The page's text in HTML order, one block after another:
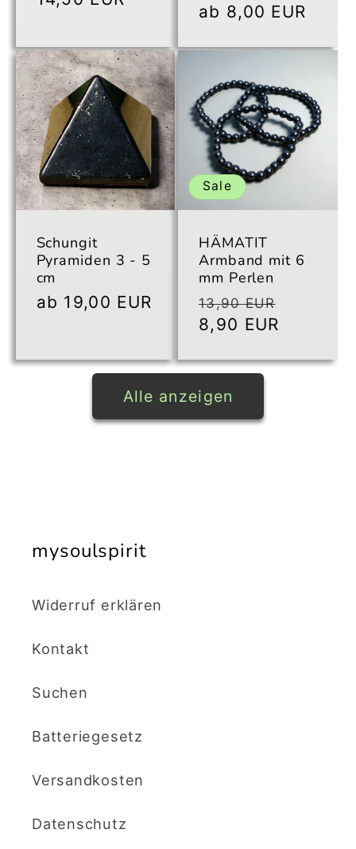
Normaler
ab 8,00 EUR
Schungit
Pyramiden 3 - 5
cm
Normaler
ab 19,00 EUR
Sale
HÄMATIT
Armband mit 6
mm Perlen
Normaler
Preis
13,90 EUR
8,90 EUR
Alle anzeigen
mysoulspirit
Widerruf erklären
Kontakt
Suchen
Batteriegesetz
Versandkosten
Datenschutz